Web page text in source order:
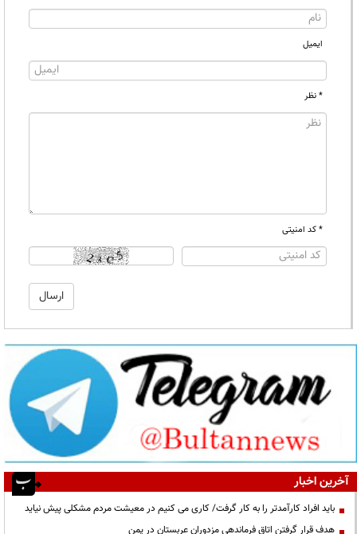
ایمیل
* نظر
* کد امنیتی
آخرین اخبار
باید افراد کارآمدتر را به کار گرفت/ کاری می کنیم در معیشت مردم مشکلی پیش نیاید
هدف قرار گرفتن اتاق‌ فرماندهی مزدوران عربستان در یمن